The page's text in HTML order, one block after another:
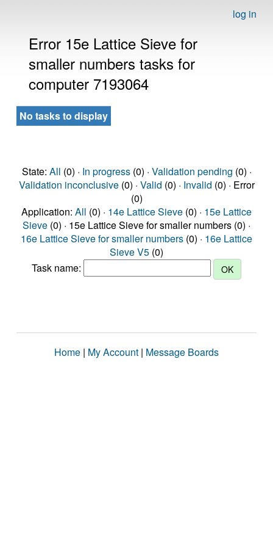
log in
Error 15e Lattice Sieve for
smaller numbers tasks for
computer 7193064
No tasks to display
State: All (0) · In progress(0) · Validation pending (0) ·
Validation inconclusive(0) · Valid (0) · Invalid (0) · Error
(0)
Application: All (0) · 14e Lattice Sieve (0) · 15e Lattice
Sieve (0) · 15e Lattice Sieve for smaller numbers (0) ·
16e Lattice Sieve for smaller numbers (0) · 16e Lattice
Sieve V5 (0)
Task name:
Home | My Account | Message Boards